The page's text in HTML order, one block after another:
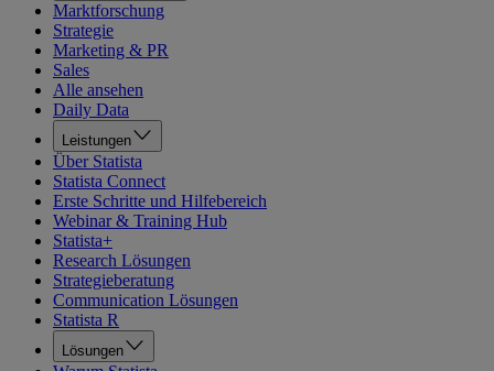
Marktforschung
Strategie
Marketing & PR
Sales
Alle ansehen
Daily Data
Leistungen
Über Statista
Statista Connect
Erste Schritte und Hilfebereich
Webinar & Training Hub
Statista+
Research Lösungen
Strategieberatung
Communication Lösungen
Statista R
Lösungen